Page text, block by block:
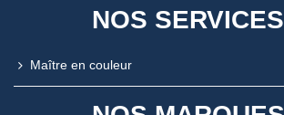
NOS SERVICES
Maître en couleur